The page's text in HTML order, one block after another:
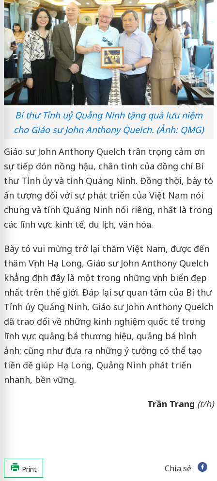
Bí thư Tỉnh uỷ Quảng Ninh tặng quà lưu niệm
cho Giáo sư John Anthony Quelch. (Ảnh: QMG)
Giáo sư John Anthony Quelch trân trọng cảm ơn
sự tiếp đón nồng hậu, chân tình của đồng chí Bí
thư Tỉnh ủy và tỉnh Quảng Ninh. Đồng thời, bày tỏ
ấn tượng đối với sự phát triển của Việt Nam nói
chung và tỉnh Quảng Ninh nói riêng, nhất là trong
các lĩnh vực kinh tế, du lịch, văn hóa.
Bày tỏ vui mừng trở lại thăm Việt Nam, được đến
thăm Vịnh Hạ Long, Giáo sư John Anthony Quelch
khẳng định đây là một trong những vịnh biển đẹp
nhất trên thế giới. Đáp lại sự quan tâm của Bí thư
Tỉnh ủy Quảng Ninh, Giáo sư John Anthony Quelch
đã trao đổi về những kinh nghiệm quốc tế trong
lĩnh vực quảng bá thương hiệu, quảng bá hình
ảnh; cũng như đưa ra những ý tưởng có thể tạo
tiền đề giúp Hạ Long, Quảng Ninh phát triển
nhanh, bền vững.
Trần Trang (t/h)
Print Chia sẻ